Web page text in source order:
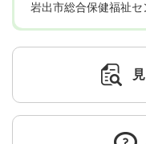
岩出市総合保健福祉セ